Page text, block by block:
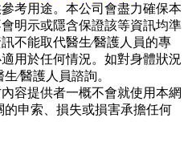
考用途。本公司會盡力確保本
明示或隱含保證該等資訊均準
不能取代醫生∕醫護人員的專
用於任何情況。如對身體狀況
∕醫護人員諮詢。
容提供者一概不會就使用本網
申索、損失或損害承擔任何